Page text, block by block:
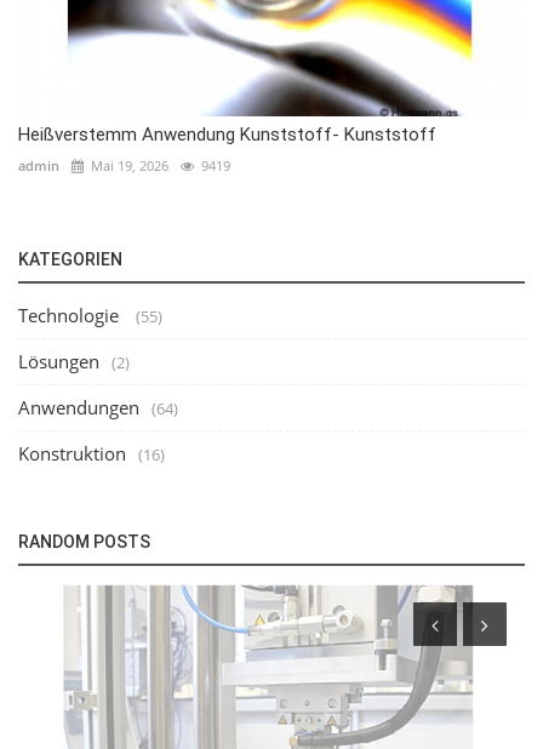
Heißverstemm Anwendung Kunststoff- Kunststoff
admin Mai 19, 2026 9419
KATEGORIEN
Technologie (55)
Lösungen (2)
Anwendungen (64)
Konstruktion (16)
RANDOM POSTS